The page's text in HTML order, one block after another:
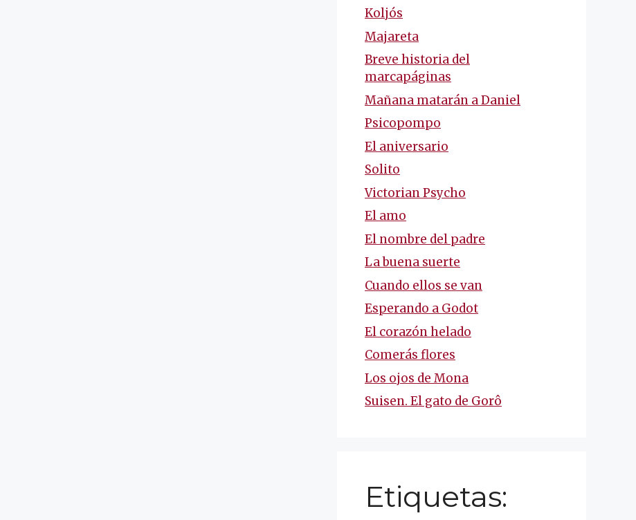
Koljós
Majareta
Breve historia del
marcapáginas
Mañana matarán a Daniel
Psicopompo
El aniversario
Solito
Victorian Psycho
El amo
El nombre del padre
La buena suerte
Cuando ellos se van
Esperando a Godot
El corazón helado
Comerás flores
Los ojos de Mona
Suisen. El gato de Gorô
Etiquetas: